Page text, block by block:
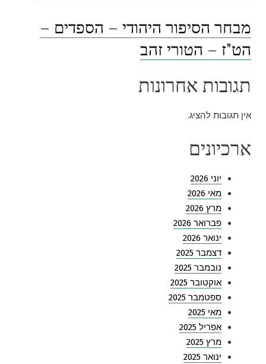
מבחר הסיפור היהודי – הספדים –
הט"ז – הטורי זהב
תגובות אחרונות
אין תגובות להציג.
ארכיונים
יוני 2026
מאי 2026
מרץ 2026
פברואר 2026
ינואר 2026
דצמבר 2025
נובמבר 2025
אוקטובר 2025
ספטמבר 2025
מאי 2025
אפריל 2025
מרץ 2025
ינואר 2025